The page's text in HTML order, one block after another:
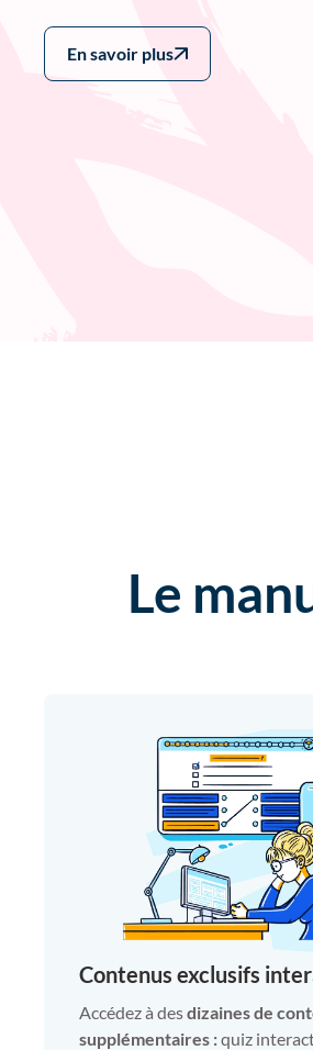
En savoir plus
Le
Contenus exclusifs
Accédez à desdizaines de
supplémentaires :quiz